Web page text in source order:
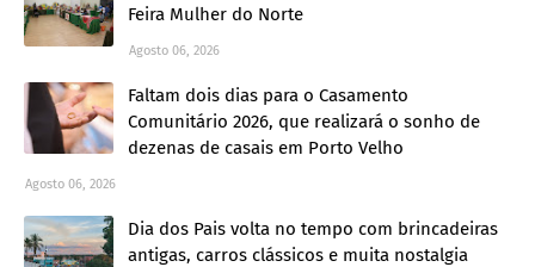
Feira Mulher do Norte
Agosto 06, 2026
Faltam dois dias para o Casamento
Comunitário 2026, que realizará o sonho de
dezenas de casais em Porto Velho
Agosto 06, 2026
Dia dos Pais volta no tempo com brincadeiras
antigas, carros clássicos e muita nostalgia